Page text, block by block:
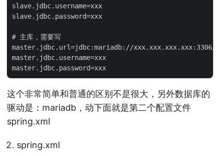
slave.jdbc.username=xxx
slave.jdbc.password=xxx
# 主库，需要写
master.jdbc.url=jdbc:mariadb://xxx.xxx.xxx.xxx:3306/
master.jdbc.username=xxx
这个非常简单和普通的区别不是很大，另外数据库的
驱动是：mariadb，动下面就是第二个配置文件
spring.xml
spring.xml